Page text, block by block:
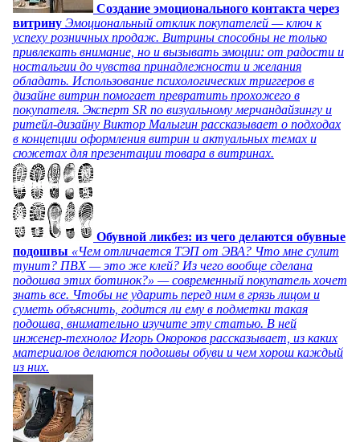
Создание эмоционального контакта через
витрину Эмоциональный отклик покупателей — ключ к
успеху розничных продаж. Витрины способны не только
привлекать внимание, но и вызывать эмоции: от радости и
ностальгии до чувства принадлежности и желания
обладать. Использование психологических триггеров в
дизайне витрин помогает превратить прохожего в
покупателя. Эксперт SR по визуальному мерчандайзингу и
ритейл-дизайну Виктор Малыгин рассказывает о подходах
в концепции оформления витрин и актуальных темах и
сюжетах для презентации товара в витринах.
Обувной ликбез: из чего делаются обувные
подошвы «Чем отличается ТЭП от ЭВА? Что мне сулит
тунит? ПВХ — это же клей? Из чего вообще сделана
подошва этих ботинок?» — современный покупатель хочет
знать все. Чтобы не ударить перед ним в грязь лицом и
суметь объяснить, годится ли ему в подметки такая
подошва, внимательно изучите эту статью. В ней
инженер-технолог Игорь Окороков рассказывает, из каких
материалов делаются подошвы обуви и чем хорош каждый
из них.